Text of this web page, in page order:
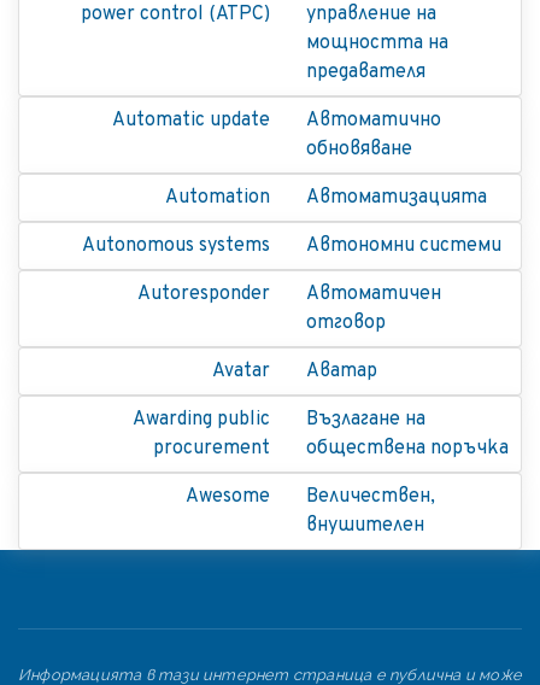
power control (ATPC)
управление на
мощността на
предавателя
Automatic update
Автоматично
обновяване
Automation
Автоматизацията
Autonomous systems
Автономни системи
Autoresponder
Автоматичен
отговор
Avatar
Аватар
Awarding public
procurement
Възлагане на
обществена поръчка
Awesome
Величествен,
внушителен
Информацията в тази интернет страница е публична и може